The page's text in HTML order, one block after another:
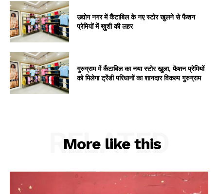
उद्योग नगर में कैंटाबिल के नए स्टोर खुलने से फैशन
प्रेमियों में ख़ुशी की लहर
गुरुग्राम में कैंटाबिल का नया स्टोर खुला, फैशन प्रेमियों
को मिलेगा ट्रेंडी परिधानों का शानदार विकल्प गुरुग्राम
More like this
RELATED